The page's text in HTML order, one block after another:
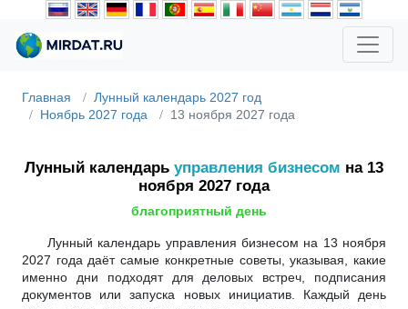
Главная
Лунный календарь 2027 год
Ноябрь 2027 года
13 ноября 2027 года
Лунный календарь управления бизнесом на 13
ноября 2027 года
благоприятный день
Лунный календарь управления бизнесом на 13 ноября
2027 года даёт самые конкретные советы, указывая, какие
именно дни подходят для деловых встреч, подписания
документов или запуска новых инициатив. Каждый день